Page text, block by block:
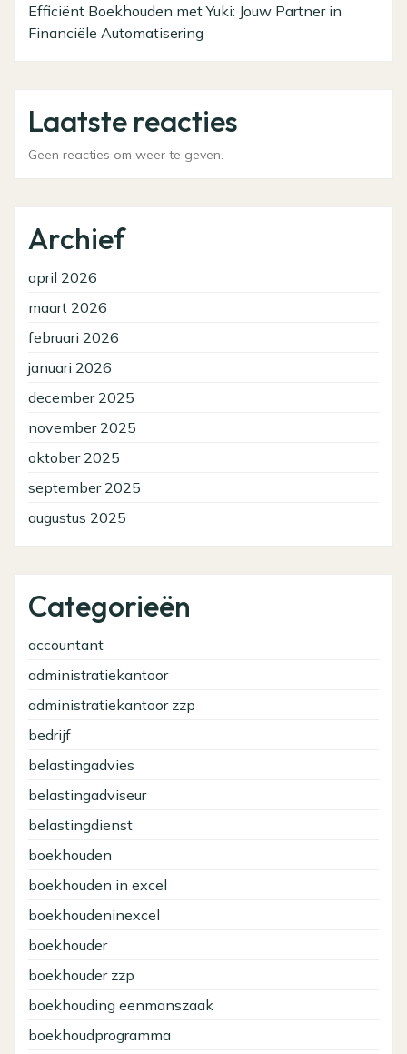
Efficiënt Boekhouden met Yuki: Jouw Partner in
Financiële Automatisering
Laatste reacties
Geen reacties om weer te geven.
Archief
april 2026
maart 2026
februari 2026
januari 2026
december 2025
november 2025
oktober 2025
september 2025
augustus 2025
Categorieën
accountant
administratiekantoor
administratiekantoor zzp
bedrijf
belastingadvies
belastingadviseur
belastingdienst
boekhouden
boekhouden in excel
boekhoudeninexcel
boekhouder
boekhouder zzp
boekhouding eenmanszaak
boekhoudprogramma